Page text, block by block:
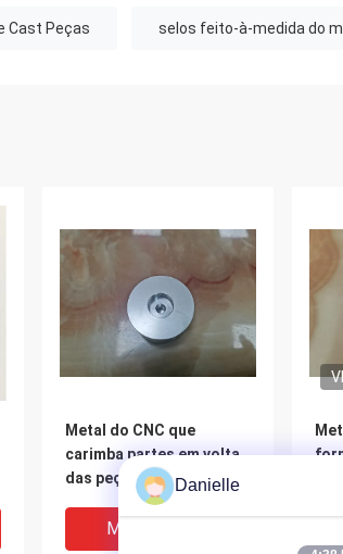
Cast Peças selos feito-à-medida do
Metal do CNC que
carimba partes em volta
das peças
Melhor Preço
Danielle